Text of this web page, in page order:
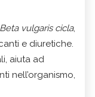
Beta vulgaris cicla,
e diuretiche.
aiuta ad
nell’organismo,